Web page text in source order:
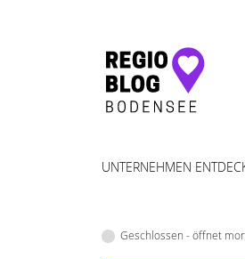
Hauptnavigation
UNTERNEHMEN
Geschlossen - öffnet